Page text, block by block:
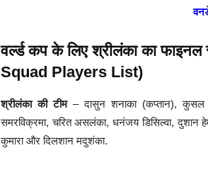
वर्ल्ड कप के लिए श्रीलंका का
Squad Players List)
श्रीलंका की टीम– दासुन शनाका (कप्तान), कुसल
समरविक्रमा, चरित असलंका, धनंजय डिसिल्वा, दुशान
कुमारा और दिलशान मदुशंका.